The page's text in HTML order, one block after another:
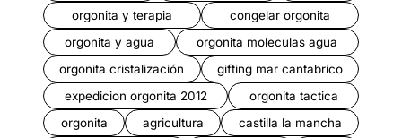
orgonita y terapia
congelar orgonita
orgonita y agua
orgonita moleculas agua
orgonita cristalización
gifting mar cantabrico
expedicion orgonita 2012
orgonita tactica
orgonita
agricultura
castilla la mancha